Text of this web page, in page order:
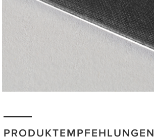
PRODUKTEMPFEHLUNGEN